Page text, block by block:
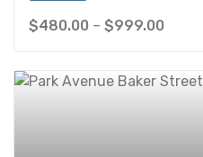
$480.00 – $999.00